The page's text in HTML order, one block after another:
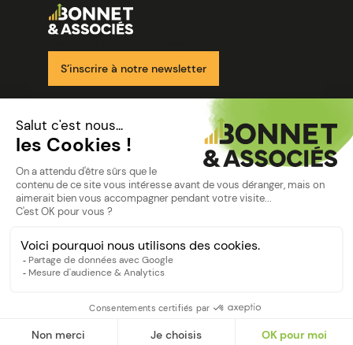
Image
S’inscrire à notre newsletter
Nos solutions
Nos cabinets
Mon espace client
Politique de confidentialité
©Bonnet2023